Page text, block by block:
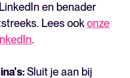
en benader
Lees ookonze
.
Sluit je aan bij